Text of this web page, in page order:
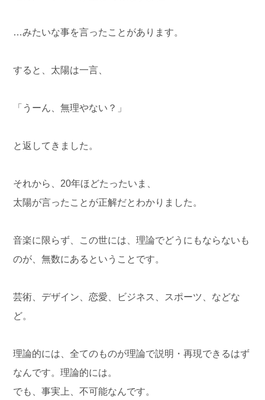
…みたいな事を言ったことがあります。
すると、太陽は一言、
「うーん、無理やない？」
と返してきました。
それから、20年ほどたったいま、
太陽が言ったことが正解だとわかりました。
音楽に限らず、この世には、理論でどうにもならないも
のが、無数にあるということです。
芸術、デザイン、恋愛、ビジネス、スポーツ、などな
ど。
理論的には、全てのものが理論で説明・再現できるはず
なんです。理論的には。
でも、事実上、不可能なんです。